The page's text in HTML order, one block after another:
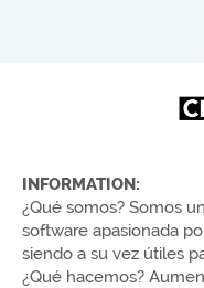
INFORMATION:
¿Qué somos? Somos
software apasionada
siendo a su vez útiles
¿Qué hacemos?